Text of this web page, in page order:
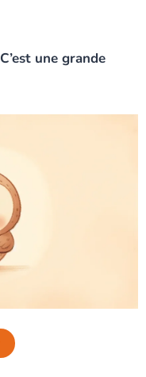
C’est une grande